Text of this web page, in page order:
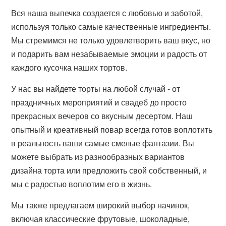
Вся наша выпечка создается с любовью и заботой,
используя только самые качественные ингредиенты.
Мы стремимся не только удовлетворить ваш вкус, но
и подарить вам незабываемые эмоции и радость от
каждого кусочка наших тортов.
У нас вы найдете торты на любой случай - от
праздничных мероприятий и свадеб до просто
прекрасных вечеров со вкусным десертом. Наш
опытный и креативный повар всегда готов воплотить
в реальность ваши самые смелые фантазии. Вы
можете выбрать из разнообразных вариантов
дизайна торта или предложить свой собственный, и
мы с радостью воплотим его в жизнь.
Мы также предлагаем широкий выбор начинок,
включая классические фрутовые, шоколадные,